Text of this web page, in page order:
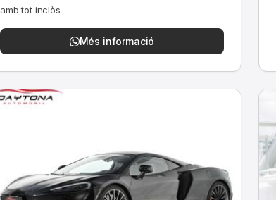
amb tot inclòs
Més informació